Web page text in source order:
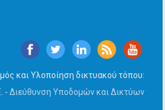
και Υλοποίηση δικτυακού τόπου:
- Διεύθυνση Υποδομών και Δικτύων